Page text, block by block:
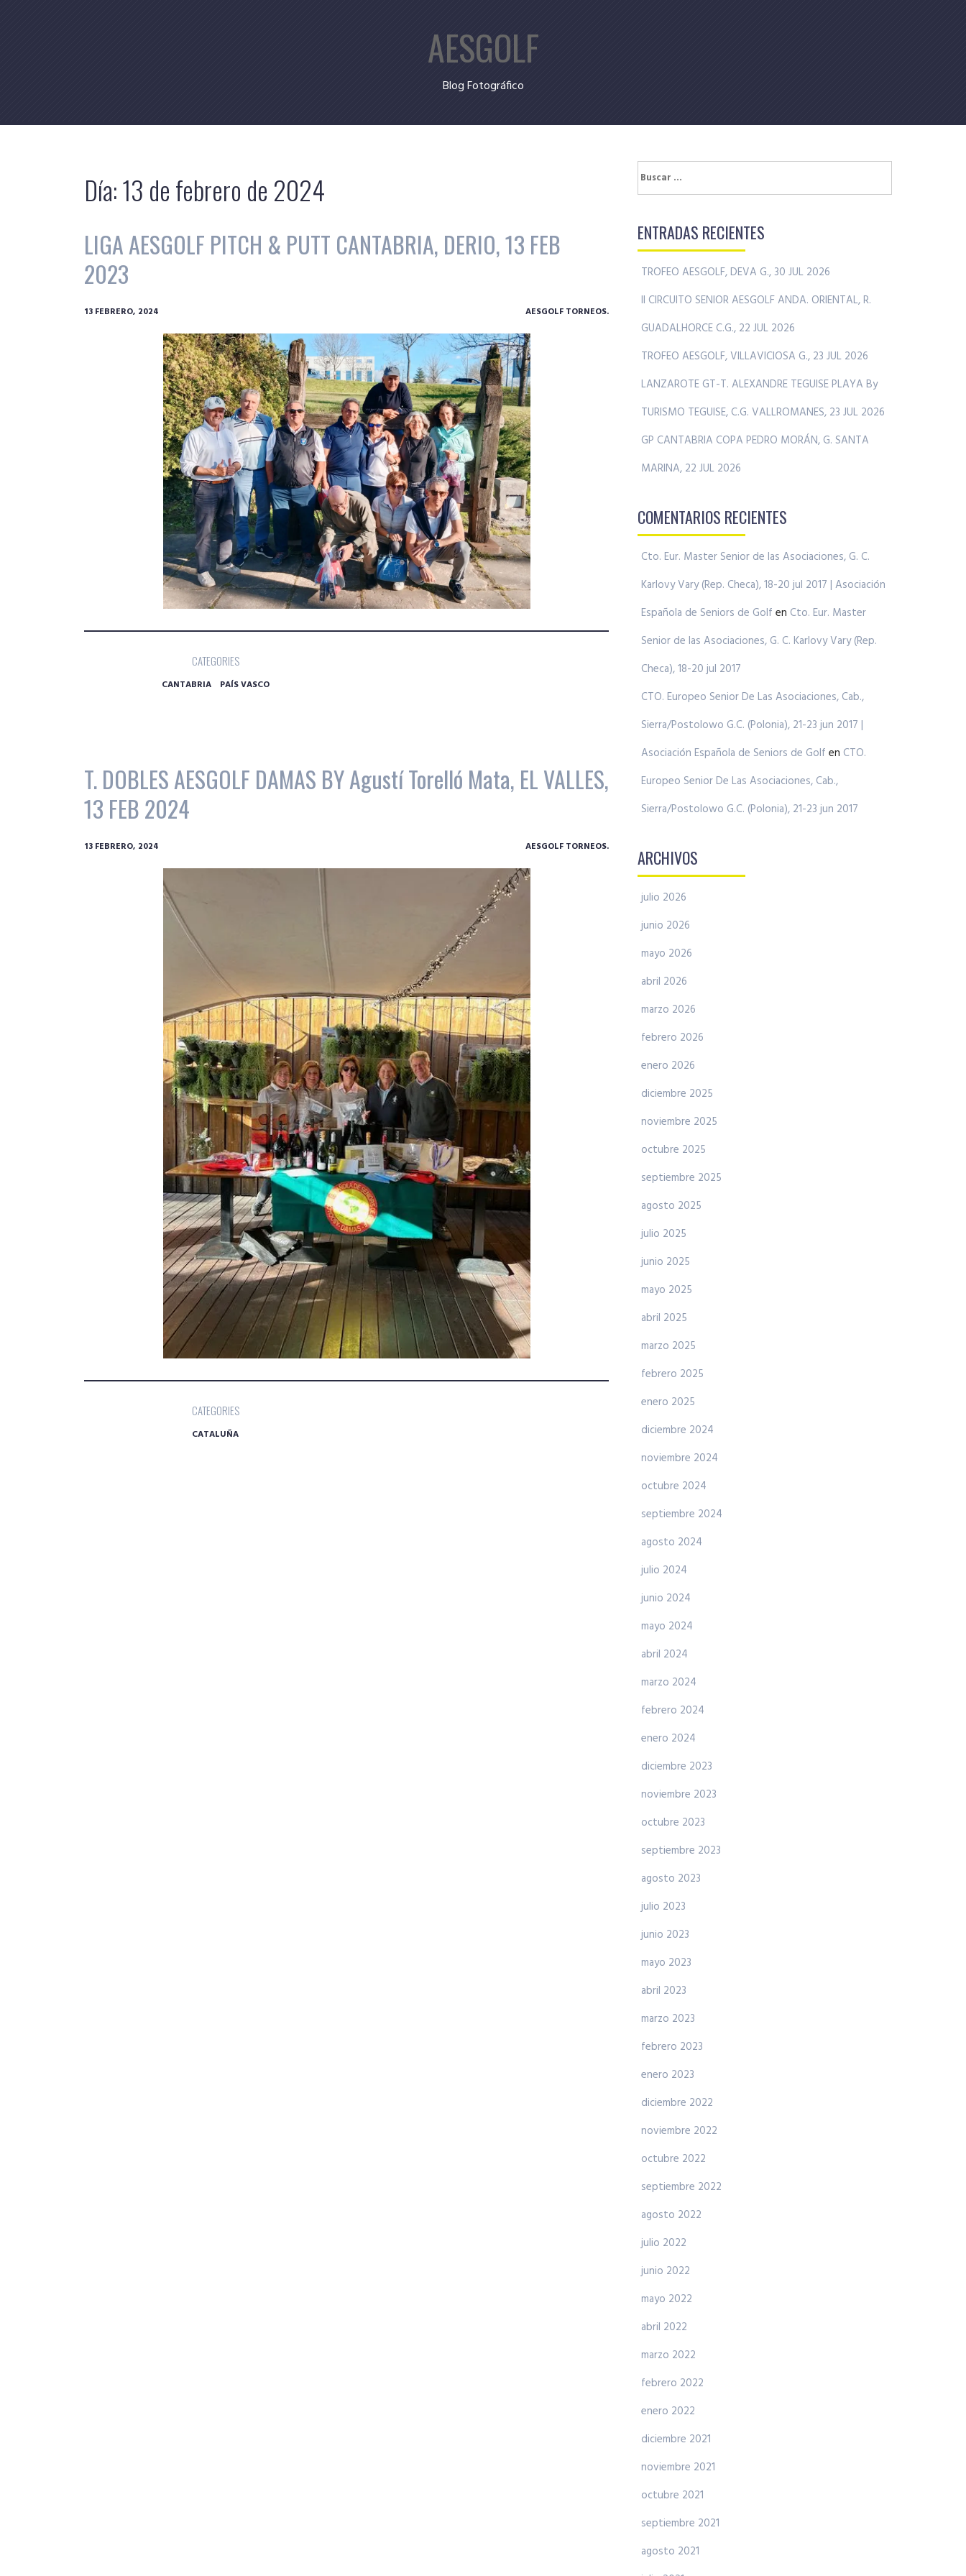
AESGOLF
Blog Fotográfico
Día:13 de febrero de 2024
LIGA AESGOLF PITCH & PUTT CANTABRIA, DERIO, 13 FEB
2023
13 FEBRERO, 2024 AESGOLF TORNEOS.
CATEGORIES
CANTABRIA PAÍS VASCO
T. DOBLES AESGOLF DAMAS BY Agustí Torelló Mata, EL VALLES,
13 FEB 2024
13 FEBRERO, 2024 AESGOLF TORNEOS.
CATEGORIES
CATALUÑA
Buscar:
ENTRADAS RECIENTES
TROFEO AESGOLF, DEVA G., 30 JUL 2026
II CIRCUITO SENIOR AESGOLF ANDA. ORIENTAL, R.
GUADALHORCE C.G., 22 JUL 2026
TROFEO AESGOLF, VILLAVICIOSA G., 23 JUL 2026
LANZAROTE GT-T. ALEXANDRE TEGUISE PLAYA By
TURISMO TEGUISE, C.G. VALLROMANES, 23 JUL 2026
GP CANTABRIA COPA PEDRO MORÁN, G. SANTA
MARINA, 22 JUL 2026
COMENTARIOS RECIENTES
Cto. Eur. Master Senior de las Asociaciones, G. C.
Karlovy Vary (Rep. Checa), 18-20 jul 2017 | Asociación
Española de Seniors de Golf en Cto. Eur. Master
Senior de las Asociaciones, G. C. Karlovy Vary (Rep.
Checa), 18-20 jul 2017
CTO. Europeo Senior De Las Asociaciones, Cab.,
Sierra/Postolowo G.C. (Polonia), 21-23 jun 2017 |
Asociación Española de Seniors de Golf en CTO.
Europeo Senior De Las Asociaciones, Cab.,
Sierra/Postolowo G.C. (Polonia), 21-23 jun 2017
ARCHIVOS
julio 2026
junio 2026
mayo 2026
abril 2026
marzo 2026
febrero 2026
enero 2026
diciembre 2025
noviembre 2025
octubre 2025
septiembre 2025
agosto 2025
julio 2025
junio 2025
mayo 2025
abril 2025
marzo 2025
febrero 2025
enero 2025
diciembre 2024
noviembre 2024
octubre 2024
septiembre 2024
agosto 2024
julio 2024
junio 2024
mayo 2024
abril 2024
marzo 2024
febrero 2024
enero 2024
diciembre 2023
noviembre 2023
octubre 2023
septiembre 2023
agosto 2023
julio 2023
junio 2023
mayo 2023
abril 2023
marzo 2023
febrero 2023
enero 2023
diciembre 2022
noviembre 2022
octubre 2022
septiembre 2022
agosto 2022
julio 2022
junio 2022
mayo 2022
abril 2022
marzo 2022
febrero 2022
enero 2022
diciembre 2021
noviembre 2021
octubre 2021
septiembre 2021
agosto 2021